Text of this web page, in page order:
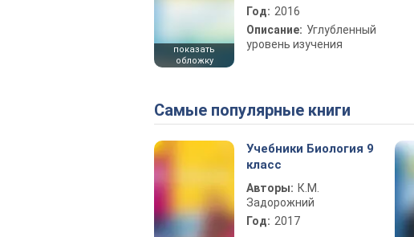
показать
обложку
Год: 2016
Описание: Углубленный
уровень изучения
Самые популярные книги
Учебники Биология 9
класс
Авторы: К.М.
Задорожний
Год: 2017